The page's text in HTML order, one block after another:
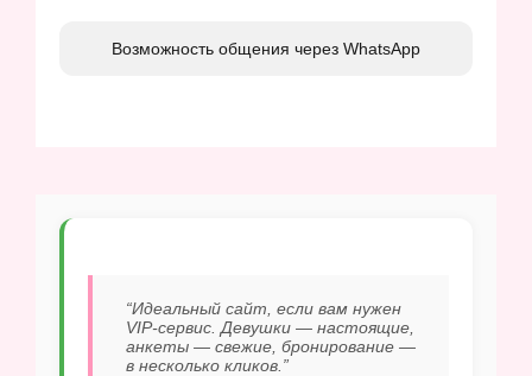
Возможность общения через WhatsApp
“Идеальный сайт, если вам нужен
VIP-сервис. Девушки — настоящие,
анкеты — свежие, бронирование —
в несколько кликов.”